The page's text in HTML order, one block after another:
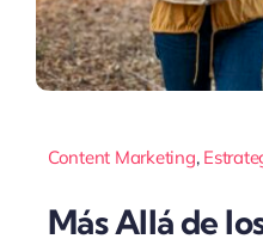
Content Marketing,
Más Allá de